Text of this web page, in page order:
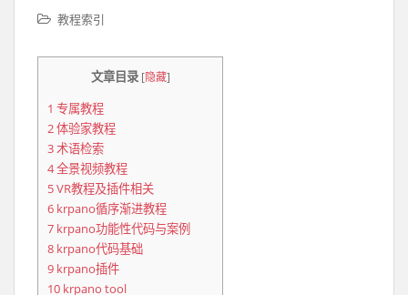
教程索引
文章目录 [隐藏]
1 专属教程
2体验家教程
3术语检索
4全景视频教程
5VR教程及插件相关
6 krpano循序渐进教程
7 krpano功能性代码与案例
8 krpano代码基础
9 krpano插件
10 krpano tool